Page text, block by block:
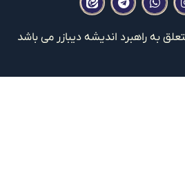
به راهبرد اندیشه دیبازر می باشد